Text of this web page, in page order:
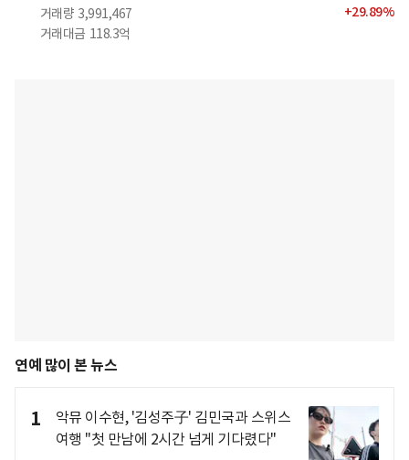
거래량 3,991,467
거래대금 118.3억
+29.89%
연예 많이 본 뉴스
1
악뮤 이수현, '김성주子' 김민국과 스위스
여행 "첫 만남에 2시간 넘게 기다렸다"